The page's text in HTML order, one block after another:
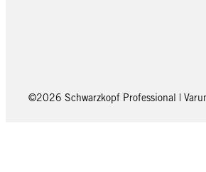
©2026 Schwarzkopf Professional |